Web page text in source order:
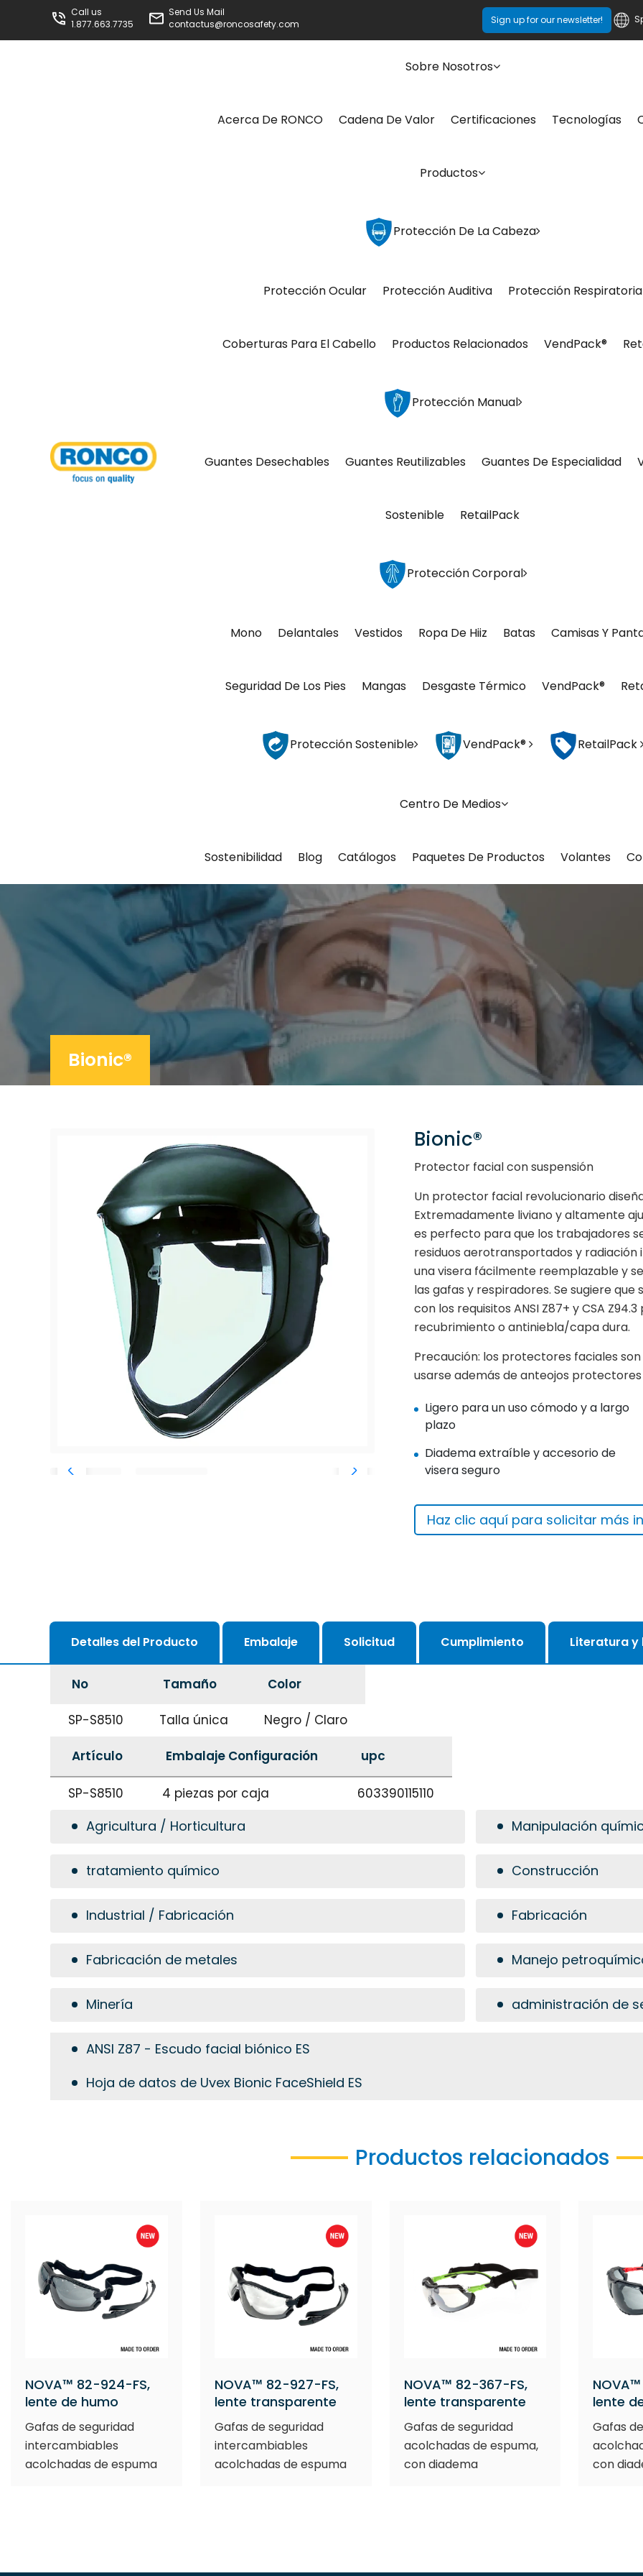
Call us
1.877.663.7735
Send Us Mail
contactus@roncosafety.com
Sign up for our newsletter!
Sobre Nosotros
Acerca De RONCO Cadena De Valor Certificaciones Tecnologías
Productos
Protección De La Cabeza
Protección Ocular Protección Auditiva Protección Respiratoria
Coberturas Para El Cabello Productos Relacionados VendPack®
Protección Manual
Guantes Desechables Guantes Reutilizables Guantes De Especialidad
Sostenible RetailPack
Protección Corporal
Mono Delantales Vestidos Ropa De Hiiz Batas Camisas Y
Seguridad De Los Pies Mangas Desgaste Térmico VendPack®
Protección Sostenible VendPack® RetailPack
Sostenibilidad
Centro De Medios
Blog Catálogos Paquetes De Productos Volantes
Bionic®
Bionic®
Protector facial con suspensión
Un protector facial revolucionario
Extremadamente liviano y altamente
es perfecto para que los trabajadores
residuos aerotransportados y radiación
una visera fácilmente reemplazable y
las gafas y respiradores. Se sugiere
con los requisitos ANSI Z87+ y CSA
recubrimiento o antiniebla/capa dura.
Precaución: los protectores faciales
usarse además de anteojos
Ligero para un uso cómodo y a largo
plazo
Diadema extraíble y accesorio de
visera seguro
Haz clic aquí para solicitar más
Detalles del Producto Embalaje Solicitud Cumplimiento Literatura y
No Tamaño Color
SP-S8510 Talla única Negro / Claro
Artículo Embalaje Configuración upc
SP-S8510 4 piezas por caja 603390115110
Agricultura / Horticultura Manipulación
tratamiento químico Construcción
Industrial / Fabricación Fabricación
Fabricación de metales Manejo
Minería administración de
ANSI Z87 - Escudo facial biónico ES
Hoja de datos de Uvex Bionic FaceShield ES
Productos relacionados
NOVA™ 82-924-FS,
lente de humo
Gafas de seguridad
intercambiables
acolchadas de espuma
NOVA™ 82-927-FS,
lente transparente
Gafas de seguridad
intercambiables
acolchadas de espuma
NOVA™ 82-367-FS,
lente transparente
Gafas de seguridad
acolchadas de espuma,
con diadema
lente
Gafas
con